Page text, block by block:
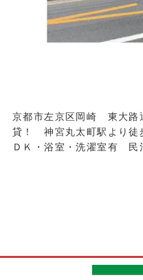
京都市左京区岡崎 東大路
貸！ 神宮丸太町駅より
ＤＫ・浴室・洗濯室有 民